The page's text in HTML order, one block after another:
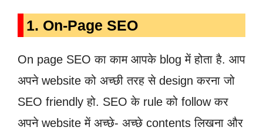
1. On-Page SEO
On page SEO का काम आपके blog में होता है. आप
अपने website को अच्छी तरह से design करना जो
SEO friendly हो. SEO के rule को follow कर
अपने website में अच्छे- अच्छे contents लिखना और